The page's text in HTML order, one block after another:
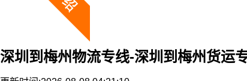
深圳到梅州物流专线-深圳到梅州货运